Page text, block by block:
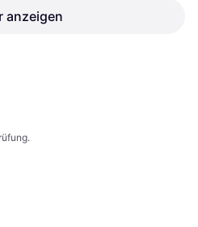
anzeigen